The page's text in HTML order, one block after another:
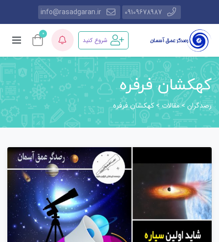
09109678987
info@rasadgaran.ir
شروع کنید
0
کهکشان فرفره
رصدگران>مقالات>کهکشان فرفره